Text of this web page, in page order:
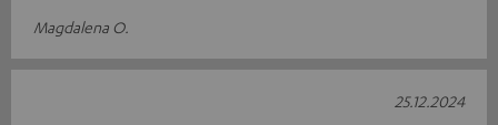
Magdalena O.
25.12.2024